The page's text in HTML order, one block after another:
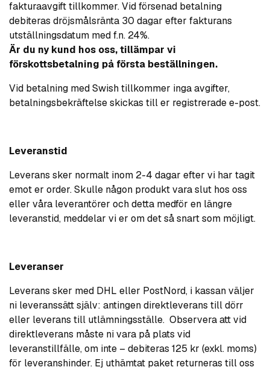
fakturaavgift tillkommer. Vid försenad betalning
debiteras dröjsmålsränta 30 dagar efter fakturans
utställningsdatum med f.n. 24%.
Är du ny kund hos oss, tillämpar vi
förskottsbetalning på första beställningen.
Vid betalning med Swish tillkommer inga avgifter,
betalningsbekräftelse skickas till er registrerade e-post.
Leveranstid
Leverans sker normalt inom 2-4 dagar efter vi har tagit
emot er order. Skulle någon produkt vara slut hos oss
eller våra leverantörer och detta medför en längre
leveranstid, meddelar vi er om det så snart som möjligt.
Leveranser
Leverans sker med DHL eller PostNord, i kassan väljer
ni leveranssätt själv: antingen direktleverans till dörr
eller leverans till utlämningsställe. Observera att vid
direktleverans måste ni vara på plats vid
leveranstillfälle, om inte – debiteras 125 kr (exkl. moms)
för leveranshinder. Ej uthämtat paket returneras till oss